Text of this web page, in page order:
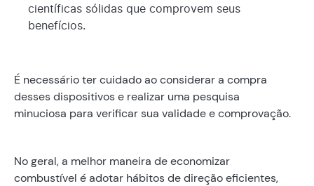
científicas sólidas que comprovem seus
benefícios.
É necessário ter cuidado ao considerar a compra
desses dispositivos e realizar uma pesquisa
minuciosa para verificar sua validade e comprovação.
No geral, a melhor maneira de economizar
combustível é adotar hábitos de direção eficientes,